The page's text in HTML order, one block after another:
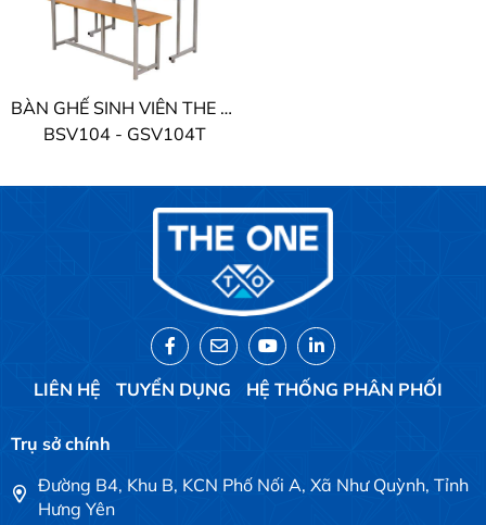
BÀN GHẾ SINH VIÊN THE ONE
BSV104 - GSV104T
LIÊN HỆ TUYỂN DỤNG HỆ THỐNG PHÂN PHỐI
Trụ sở chính
Đường B4, Khu B, KCN Phố Nối A, Xã Như Quỳnh, Tỉnh
Hưng Yên